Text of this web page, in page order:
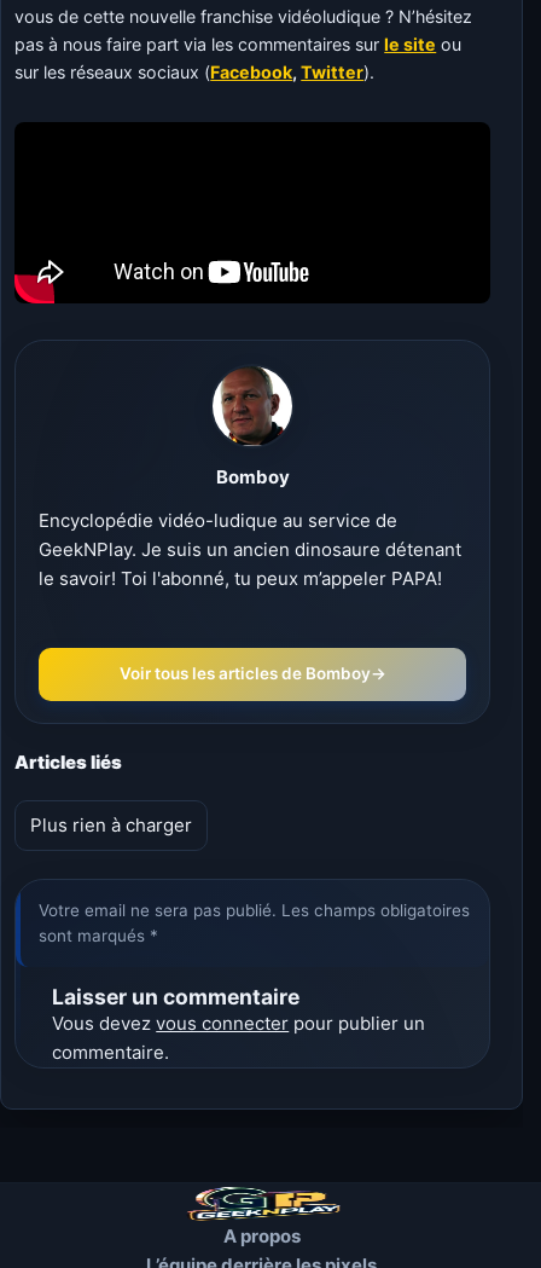
vous de cette nouvelle franchise vidéoludique ? N’hésitez
pas à nous faire part via les commentaires surle site ou
sur les réseaux sociaux (Facebook,Twitter).
Bomboy
Encyclopédie vidéo-ludique au service de
GeekNPlay. Je suis un ancien dinosaure détenant
le savoir! Toi l'abonné, tu peux m’appeler PAPA!
Voir tous les articles de Bomboy→
Articles liés
Plus rien à charger
Votre email ne sera pas publié. Les champs obligatoires
sont marqués *
Laisser un commentaire
Vous devezvous connecter pour publier un
commentaire.
A propos